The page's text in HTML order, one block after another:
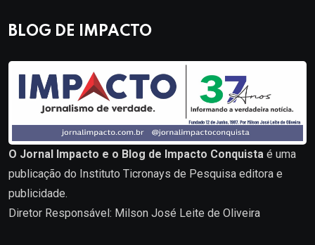
BLOG DE IMPACTO
O Jornal Impacto e o Blog de Impacto Conquista é uma
publicação do Instituto Ticronays de Pesquisa editora e
publicidade.
Diretor Responsável: Milson José Leite de Oliveira